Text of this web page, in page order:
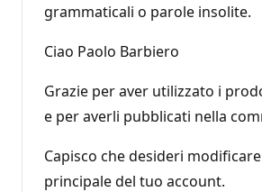
grammaticali o parole insolite.
Ciao Paolo Barbiero
Grazie per aver utilizzato i
e per averli pubblicati nella
Capisco che desideri
principale del tuo account.